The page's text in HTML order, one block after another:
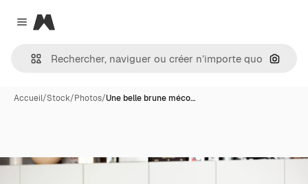
Close menu
Magnific
Accueil/Stock/Photos/Une belle brune méco…